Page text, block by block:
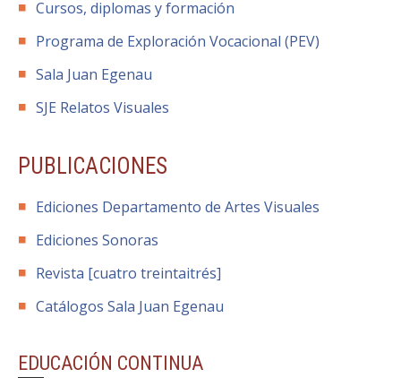
Cursos, diplomas y formación
Programa de Exploración Vocacional (PEV)
Sala Juan Egenau
SJE Relatos Visuales
PUBLICACIONES
Ediciones Departamento de Artes Visuales
Ediciones Sonoras
Revista [cuatro treintaitrés]
Catálogos Sala Juan Egenau
EDUCACIÓN CONTINUA